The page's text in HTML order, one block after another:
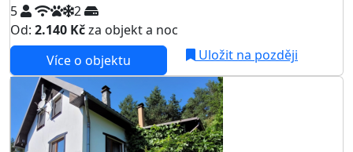
5
2
Od: 2.140 Kčza objekt a noc
Více o objektu Uložit na později